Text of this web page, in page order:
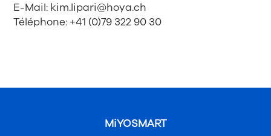
E-Mail: kim.lipari@hoya.ch
Téléphone: +41 (0)79 322 90 30
MiYOSMART